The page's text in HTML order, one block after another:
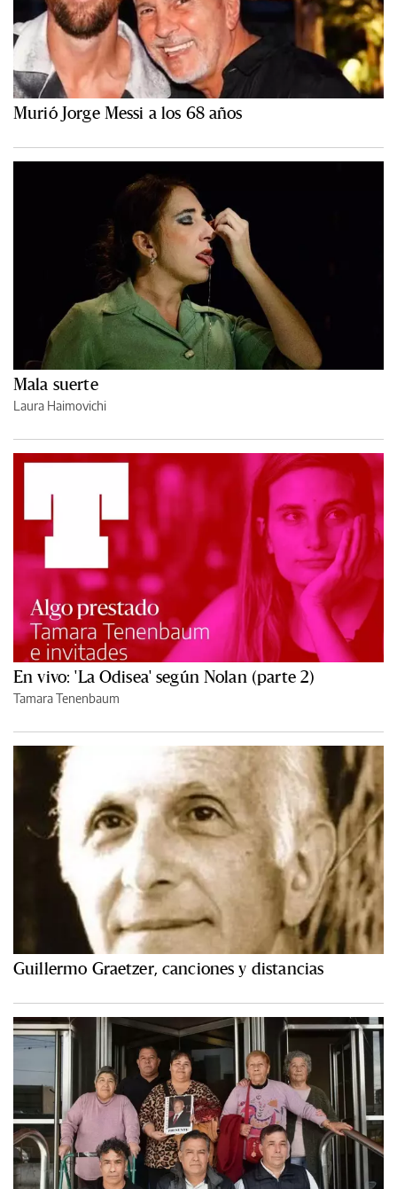
Murió Jorge Messi a los 68 años
Mala suerte
Laura Haimovichi
En vivo: 'La Odisea' según Nolan (parte 2)
Tamara Tenenbaum
Guillermo Graetzer, canciones y distancias